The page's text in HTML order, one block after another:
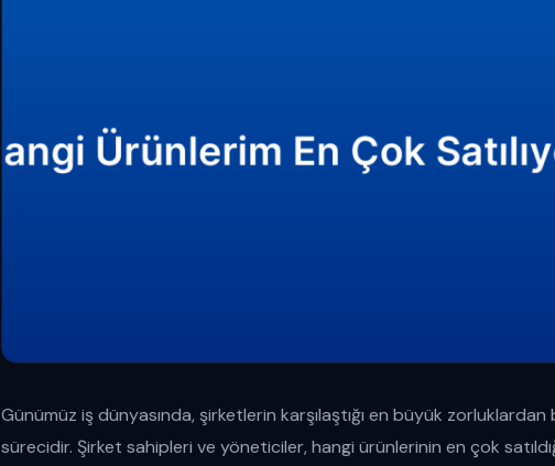
Günümüz iş dünyasında, şirketlerin karşılaştığı en büyük
sürecidir. Şirket sahipleri ve yöneticiler, hangi ürünlerinin en çok